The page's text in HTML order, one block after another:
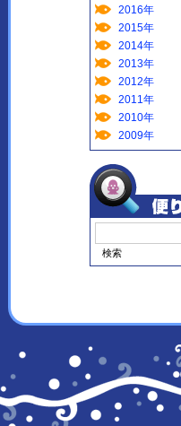
2016年
2015年
2014年
2013年
2012年
2011年
2010年
2009年